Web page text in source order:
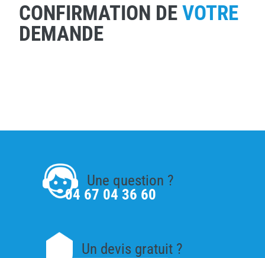
CONFIRMATION DEVOTRE
DEMANDE
Une question ?
04 67 04 36 60
Un devis gratuit ?